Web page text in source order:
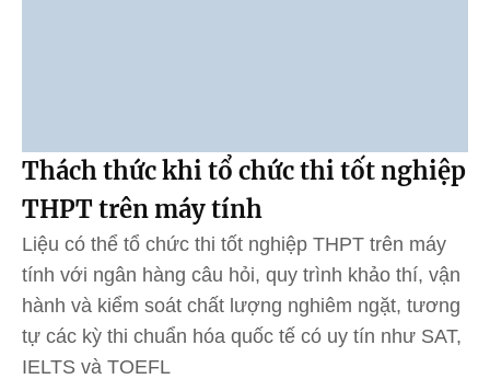
Thách thức khi tổ chức thi tốt nghiệp
THPT trên máy tính
Liệu có thể tổ chức thi tốt nghiệp THPT trên máy
tính với ngân hàng câu hỏi, quy trình khảo thí, vận
hành và kiểm soát chất lượng nghiêm ngặt, tương
tự các kỳ thi chuẩn hóa quốc tế có uy tín như SAT,
IELTS và TOEFL